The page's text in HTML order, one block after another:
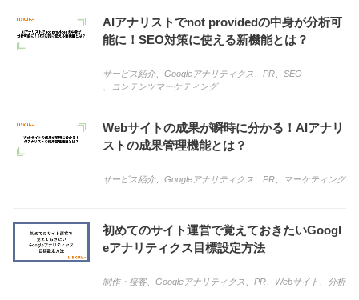
AIアナリストでnot providedの中身が分析可
能に！SEO対策に使える新機能とは？
サービス紹介、 Googleアナリティクス PR
SEO
コンテンツマーケティング
Webサイトの成果が瞬時に分かる！AIアナリ
ストの成果管理機能とは？
サービス紹介、 Googleアナリティクス PR マーケティング
初めてのサイト運営で覚えておきたいGoogl
eアナリティクス目標設定方法
制作・接客、 Googleアナリティクス PR Webサイト 分析